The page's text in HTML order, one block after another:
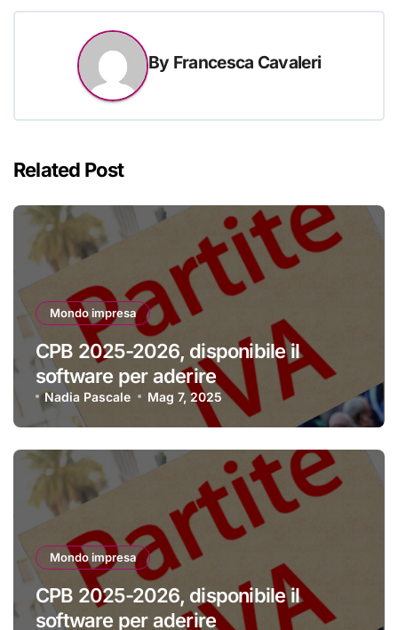
By Francesca Cavaleri
Related Post
Mondo impresa
CPB 2025-2026, disponibile il
software per aderire
Nadia Pascale Mag 7, 2025
Mondo impresa
CPB 2025-2026, disponibile il
software per aderire